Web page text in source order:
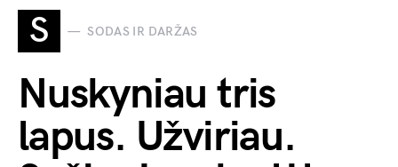
S SODAS IR DARŽAS
Nuskyniau tris
lapus. Užviriau.